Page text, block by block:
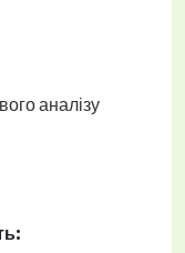
аналізу